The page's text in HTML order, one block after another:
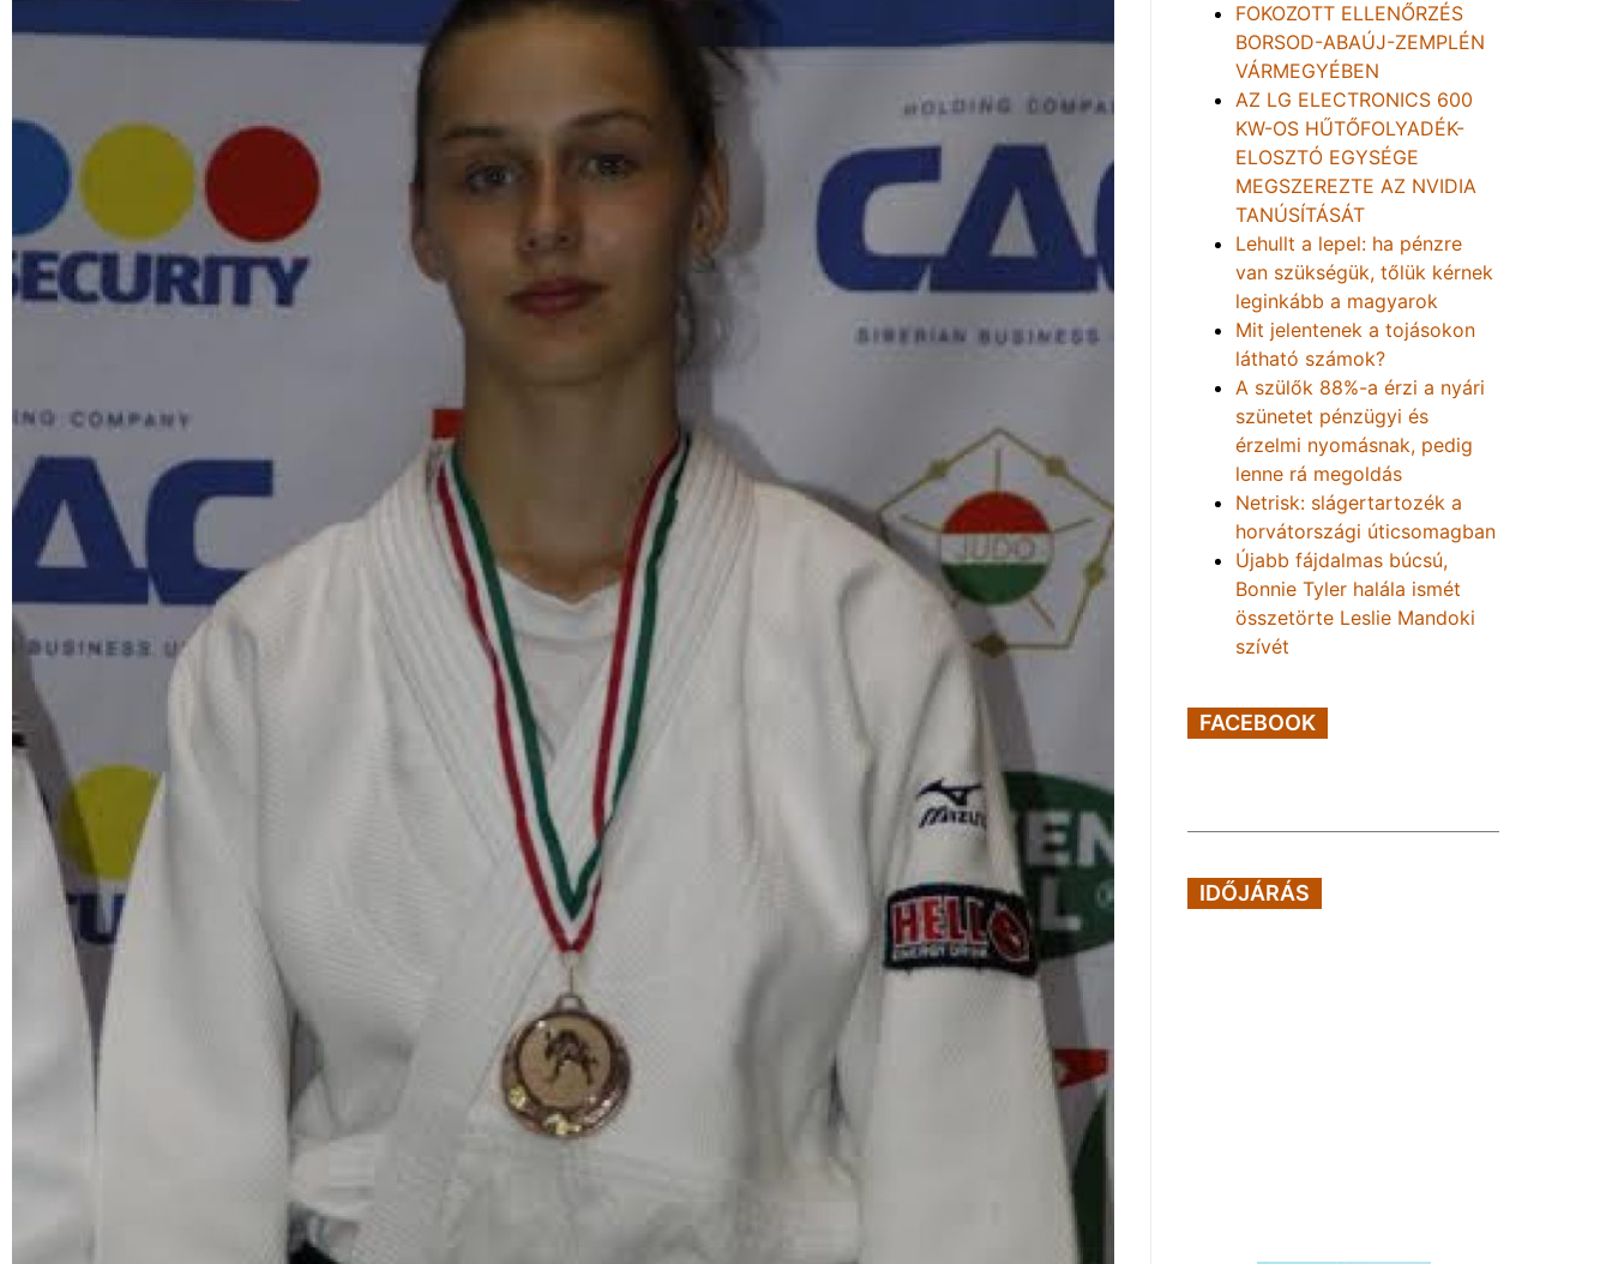
FOKOZOTT ELLENŐRZÉS
BORSOD-ABAÚJ-ZEMPLÉN
VÁRMEGYÉBEN
AZ LG ELECTRONICS 600
KW-OS HŰTŐFOLYADÉK-
ELOSZTÓ EGYSÉGE
MEGSZEREZTE AZ NVIDIA
TANÚSÍTÁSÁT
Lehullt a lepel: ha pénzre
van szükségük, tőlük kérnek
leginkább a magyarok
Mit jelentenek a tojásokon
látható számok?
A szülők 88%-a érzi a nyári
szünetet pénzügyi és
érzelmi nyomásnak, pedig
lenne rá megoldás
Netrisk: slágertartozék a
horvátországi úticsomagban
Újabb fájdalmas búcsú,
Bonnie Tyler halála ismét
összetörte Leslie Mandoki
szívét
FACEBOOK
IDŐJÁRÁS